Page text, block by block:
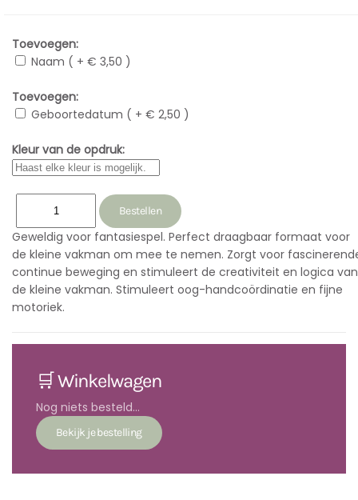
Toevoegen:
Naam ( + € 3,50 )
Toevoegen:
Geboortedatum ( + € 2,50 )
Kleur van de opdruk:
Geweldig voor fantasiespel. Perfect draagbaar formaat voor
de kleine vakman om mee te nemen. Zorgt voor
continue beweging en stimuleert de creativiteit en logica van
de kleine vakman. Stimuleert oog-handcoördinatie en fijne
motoriek.
🛒 Winkelwagen
Nog niets besteld...